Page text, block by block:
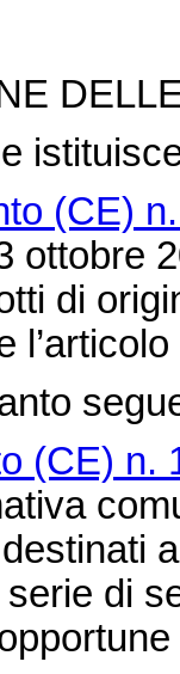
(CE)
ottobre
di
(CE) n.
serie di